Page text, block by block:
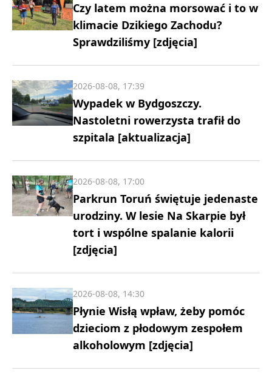
Czy latem można morsować i to w
klimacie Dzikiego Zachodu?
Sprawdziliśmy [zdjęcia]
Wypadek w Bydgoszczy.
Nastoletni rowerzysta trafił do
szpitala [aktualizacja]
2026-08-08, 17:39
Parkrun Toruń świętuje jedenaste
urodziny. W lesie Na Skarpie był
tort i wspólne spalanie kalorii
[zdjęcia]
2026-08-08, 17:00
Płynie Wisłą wpław, żeby pomóc
dzieciom z płodowym zespołem
alkoholowym [zdjęcia]
2026-08-08, 14:30